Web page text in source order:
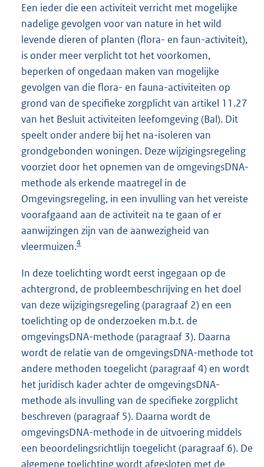
Een ieder die een activiteit verricht met mogelijke
nadelige gevolgen voor van nature in het wild
levende dieren of planten (flora- en faun-activiteit),
is onder meer verplicht tot het voorkomen,
beperken of ongedaan maken van mogelijke
gevolgen van die flora- en fauna-activiteiten op
grond van de specifieke zorgplicht van artikel 11.27
van het Besluit activiteiten leefomgeving (Bal). Dit
speelt onder andere bij het na-isoleren van
grondgebonden woningen. Deze wijzigingsregeling
voorziet door het opnemen van de omgevingsDNA-
methode als erkende maatregel in de
Omgevingsregeling, in een invulling van het vereiste
voorafgaand aan de activiteit na te gaan of er
aanwijzingen zijn van de aanwezigheid van
vleermuizen.4
In deze toelichting wordt eerst ingegaan op de
achtergrond, de probleembeschrijving en het doel
van deze wijzigingsregeling (paragraaf 2) en een
toelichting op de onderzoeken m.b.t. de
omgevingsDNA-methode (paragraaf 3). Daarna
wordt de relatie van de omgevingsDNA-methode tot
andere methoden toegelicht (paragraaf 4) en wordt
het juridisch kader achter de omgevingsDNA-
methode als invulling van de specifieke zorgplicht
beschreven (paragraaf 5). Daarna wordt de
omgevingsDNA-methode in de uitvoering middels
een beoordelingsrichtlijn toegelicht (paragraaf 6). De
algemene toelichting wordt afgesloten met de